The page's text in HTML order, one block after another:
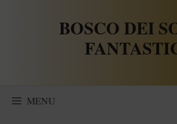
BOSCO DEI
MENU